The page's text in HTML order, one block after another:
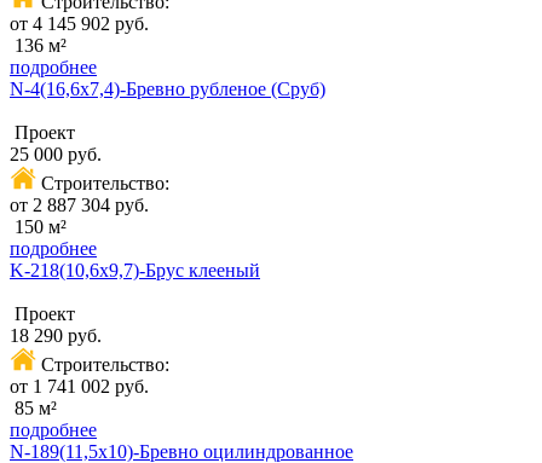
от 4 145 902 руб.
136 м²
подробнее
N-4(16,6х7,4)-Бревно рубленое (Сруб)
Проект
25 000 руб.
Строительство:
от 2 887 304 руб.
150 м²
подробнее
K-218(10,6x9,7)-Брус клееный
Проект
18 290 руб.
Строительство:
от 1 741 002 руб.
85 м²
подробнее
N-189(11,5x10)-Бревно оцилиндрованное